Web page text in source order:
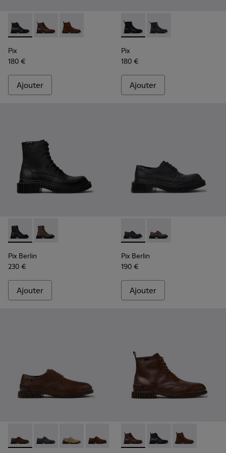
Pix - K300542-004 - Bottines en cuir noir pour homme.
Pix - K300542-005 - Bottines en cuir marron pour
Pix - K300542-003 - Bottines en cuir suédé
Pix
180 €
Ajouter
Pix - K300562-001 -
Pix - K300562-002 -
Pix
180 €
Ajouter
Pix Berlin - K300524-001 - Bottines en nubuck noir pour
Pix Berlin - K300524-002 - Bottes mi-hautes en
Pix Berlin
230 €
Ajouter
Pix Berlin - K101051-004 -
Pix Berlin -
Pix Berlin
190 €
Ajouter
Pix - K101076-010 - Chaussures en cuir marron pour homme.
Pix - K101076-008 - Chaussures en cuir gris pour
Pix - K101076-006 - Chaussures en cuir
Pix - K101076-005 - Chaussures en
Pix - K101076-003 -
Pix - K101076-001 -
Pix - K300542-005 -
Pix - K300542-004 -
Pix -